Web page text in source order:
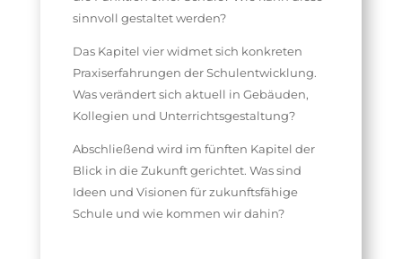
sinnvoll gestaltet werden?
Das Kapitel vier widmet sich konkreten
Praxiserfahrungen der Schulentwicklung.
Was verändert sich aktuell in Gebäuden,
Kollegien und Unterrichtsgestaltung?
Abschließend wird im fünften Kapitel der
Blick in die Zukunft gerichtet. Was sind
Ideen und Visionen für zukunftsfähige
Schule und wie kommen wir dahin?